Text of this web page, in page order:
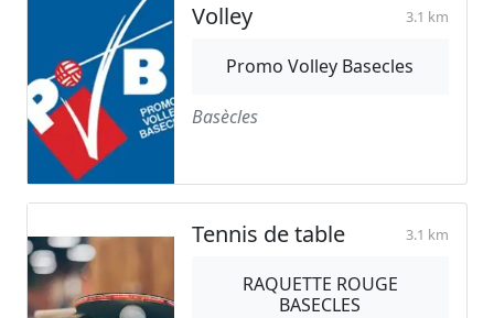
Volley 3.1 km
Promo Volley Basecles
Basècles
Tennis de table 3.1 km
RAQUETTE ROUGE
BASECLES